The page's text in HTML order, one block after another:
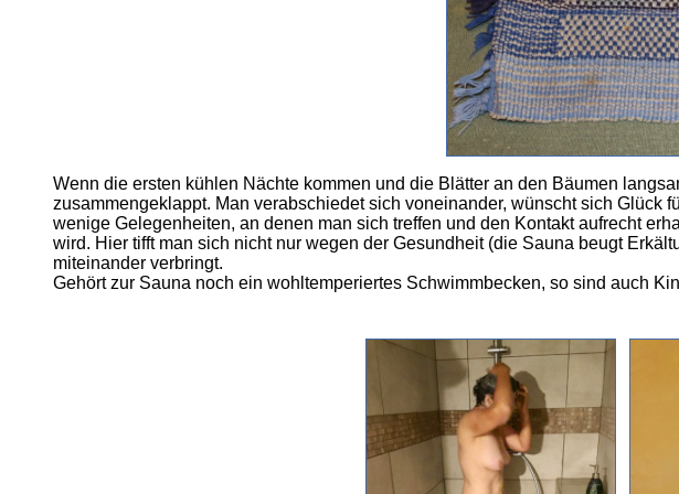
Wenn die ersten kühlen Nächte kommen und die Blätter an den Bäumen
zusammengeklappt. Man verabschiedet sich voneinander, wünscht sich Glück
wenige Gelegenheiten, an denen man sich treffen und den Kontakt aufrecht
wird. Hier tifft man sich nicht nur wegen der Gesundheit (die Sauna beugt
miteinander verbringt.
Gehört zur Sauna noch ein wohltemperiertes Schwimmbecken, so sind auch